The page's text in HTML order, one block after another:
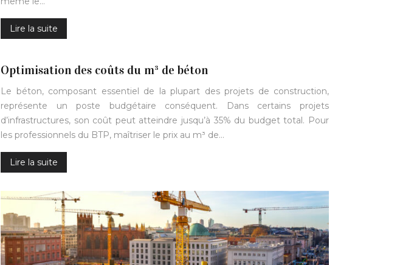
Lire la suite
Optimisation des coûts du m³ de béton
Le béton, composant essentiel de la plupart des projets de construction,
représente un poste budgétaire conséquent. Dans certains projets
d’infrastructures, son coût peut atteindre jusqu’à 35% du budget total. Pour
les professionnels du BTP, maîtriser le prix au m³ de…
Lire la suite